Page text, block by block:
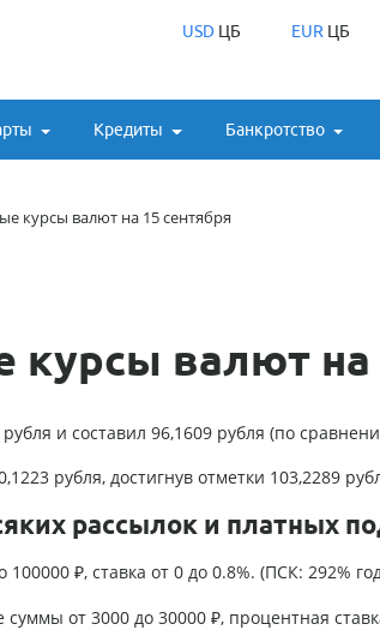
USDЦБ EUR ЦБ
Кредиты Банкротство
курсы валют на 15 сентября
курсы валют на
и составил 96,1609 рубля (по
рубля, достигнув отметки 103,2289
рассылок и платных
100000 ₽, ставка от 0 до 0.8%. (ПСК: 292%
от 3000 до 30000 ₽, процентная